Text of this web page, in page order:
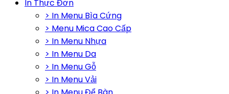
In Thực Đơn
> In Menu Bìa Cứng
> Menu Mica Cao Cấp
> In Menu Nhựa
> In Menu Da
> In Menu Gỗ
> In Menu Vải